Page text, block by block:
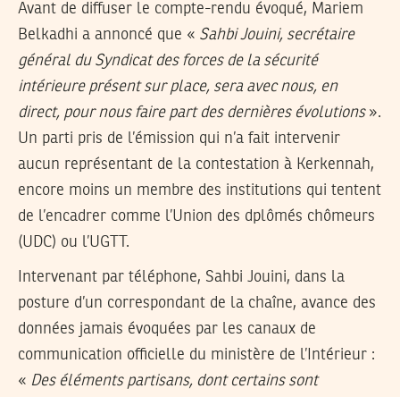
Avant de diffuser le compte-rendu évoqué, Mariem
Belkadhi a annoncé que « Sahbi Jouini, secrétaire
général du Syndicat des forces de la sécurité
intérieure présent sur place, sera avec nous, en
direct, pour nous faire part des dernières évolutions».
Un parti pris de l’émission qui n’a fait intervenir
aucun représentant de la contestation à Kerkennah,
encore moins un membre des institutions qui tentent
de l’encadrer comme l’Union des dplômés chômeurs
(UDC) ou l’UGTT.
Intervenant par téléphone, Sahbi Jouini, dans la
posture d’un correspondant de la chaîne, avance des
données jamais évoquées par les canaux de
communication officielle du ministère de l’Intérieur :
« Des éléments partisans, dont certains sont